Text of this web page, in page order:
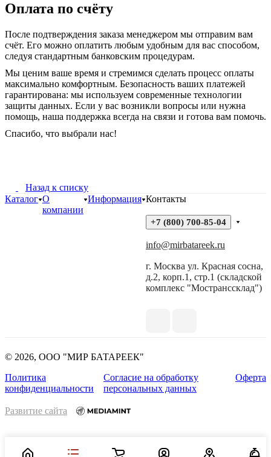
Оплата по счёту
После подтверждения заказа менеджером мы отправим вам
счёт. Его можно оплатить любым удобным для вас способом,
следуя стандартным банковским процедурам.
Мы ценим ваше время и стремимся сделать процесс оплаты
максимально комфортным. Безопасность ваших платежей
гарантирована: мы используем современные технологии
защиты данных. Если у вас возникли вопросы или нужна
помощь, наша поддержка всегда на связи и готова вам помочь.
Спасибо, что выбрали нас!
Назад к списку
Каталог О
компании
Информация Контакты
+7 (800) 700-85-04
info@mirbatareek.ru
г. Москва ул. Красная сосна,
д.2, корп.1, стр.1 (складской
комплекс "Мостранссклад")
© 2026, ООО "МИР БАТАРЕЕК"
Политика
конфиденциальности
Согласие на обработку
персональных данных
Оферта
Развитие сайта